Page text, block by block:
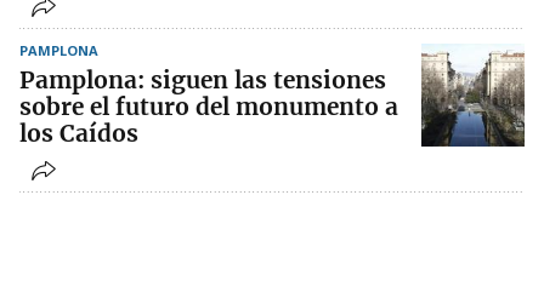
PAMPLONA
Pamplona: siguen las tensiones
sobre el futuro del monumento a
los Caídos